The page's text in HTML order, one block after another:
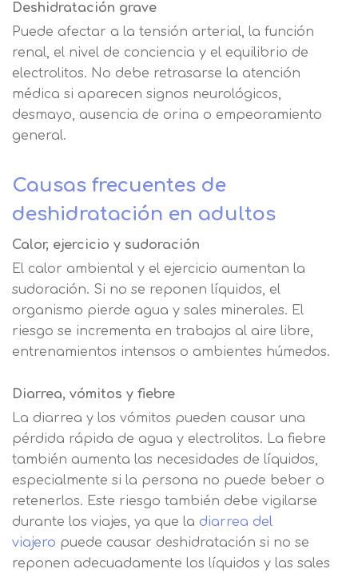
Deshidratación grave
Puede afectar a la tensión arterial, la función
renal, el nivel de conciencia y el equilibrio de
electrolitos. No debe retrasarse la atención
médica si aparecen signos neurológicos,
desmayo, ausencia de orina o empeoramiento
general.
Causas frecuentes de
deshidratación en adultos
Calor, ejercicio y sudoración
El calor ambiental y el ejercicio aumentan la
sudoración. Si no se reponen líquidos, el
organismo pierde agua y sales minerales. El
riesgo se incrementa en trabajos al aire libre,
entrenamientos intensos o ambientes húmedos.
Diarrea, vómitos y fiebre
La diarrea y los vómitos pueden causar una
pérdida rápida de agua y electrolitos. La fiebre
también aumenta las necesidades de líquidos,
especialmente si la persona no puede beber o
retenerlos. Este riesgo también debe vigilarse
durante los viajes, ya que la diarrea del
viajero puede causar deshidratación si no se
reponen adecuadamente los líquidos y las sales